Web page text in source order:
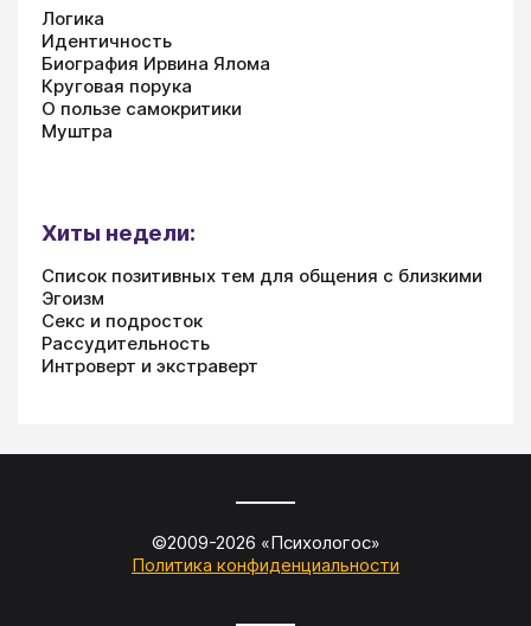
Логика
Идентичность
Биография Ирвина Ялома
Круговая порука
О пользе самокритики
Муштра
Хиты недели:
Список позитивных тем для общения с близкими
Эгоизм
Секс и подросток
Рассудительность
Интроверт и экстраверт
©2009-2026 «Психологос»
Политика конфиденциальности